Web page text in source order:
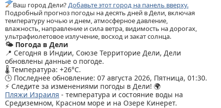
Ваш город Дели?Добавьте этот город на панель вверху.
Подробный прогноз погоды на десять дней в Дели, включая
температуру ночью и днем, атмосферное давление,
влажность, направление и сила ветра, видимость на дорогах,
ультрафиолетовое излучение, восход и закат солнца.
🌤️ Погода в Дели
📍 Сегодня в Индии, Союзе Территорие Дели, Дели
обновлены данные о погоде.
🌡️ Температура: +26°C.
🕒 Последнее обновление: 07 августа 2026, Пятница, 01:30.
⚡ Следите за изменениями погоды в Дели! 🌍
Пляжи Израиля - температура и состояние воды на
Средиземном, Красном море и на Озере Кинерет.